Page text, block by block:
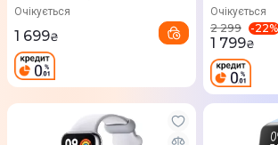
Очікується
1 699₴
Очікується
2 299 -22%
1 799₴